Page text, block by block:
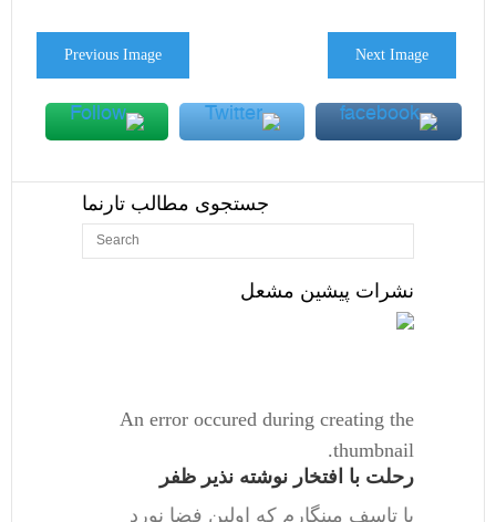
Previous Image Next Image
جستجوی مطالب تارنما
نشرات پیشین مشعل
An error occured during creating the
thumbnail.
رحلت با افتخار نوشته نذیر ظفر
با تاسف مینگارم که اولین فضا نورد